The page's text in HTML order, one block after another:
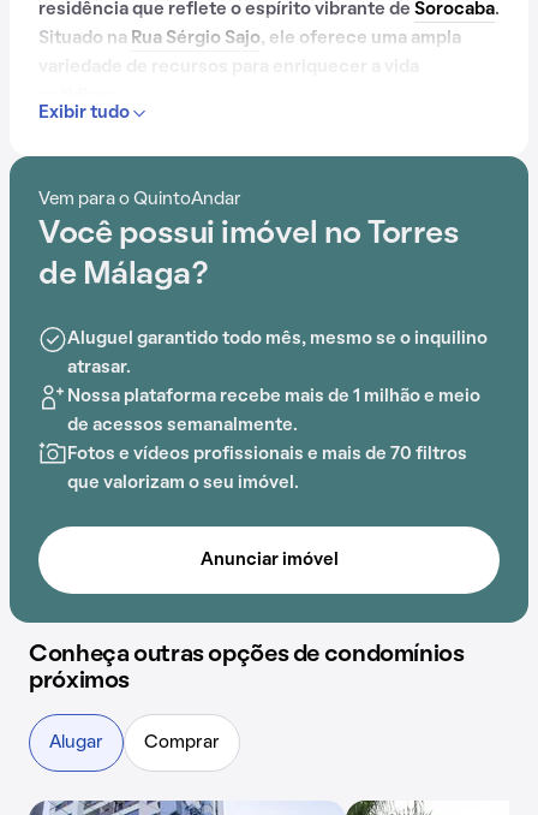
residência que reflete o espírito vibrante de Sorocaba.
Situado na Rua Sérgio Sajo, ele oferece uma ampla
Com portaria 24 horas, elevador, academia, piscina,
Condomínio Torres de Málaga é ideal para quem busca
conforto e entretenimento.
Exibir tudo
Vem para o QuintoAndar
Você possui imóvel no Torres
de Málaga?
Aluguel garantido todo mês, mesmo se o inquilino
atrasar.
Nossa plataforma recebe mais de 1 milhão e meio
de acessos semanalmente.
Fotos e vídeos profissionais e mais de 70 filtros
que valorizam o seu imóvel.
Anunciar imóvel
Conheça outras opções de condomínios
próximos
Alugar Comprar